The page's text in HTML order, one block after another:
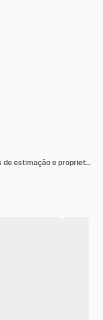
Histórias de redes sociais de animais de estimação e proprietários